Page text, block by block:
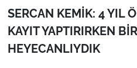
SERCAN KEMİK: 4 YIL
KAYIT YAPTIRIRKEN
HEYECANLIYDIK
English News